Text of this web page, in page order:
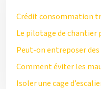
Crédit consommation
Le pilotage de chantier
Peut-on entreposer
Comment éviter les
Isoler une cage